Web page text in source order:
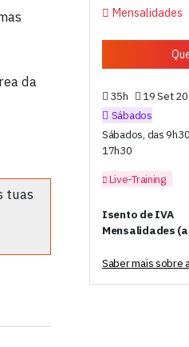
da
tuas
Mensalidades
35h
19 Set
Sábados
Sábados, das
17h30
Live-Training
Isento de IVA
Mensalidades
Saber mais sobre